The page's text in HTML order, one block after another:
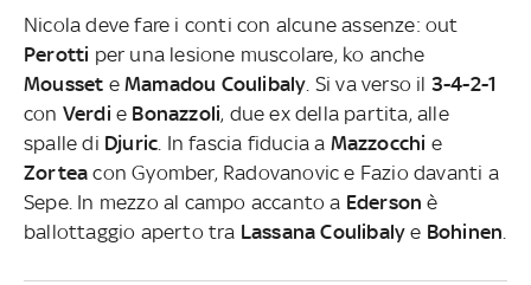
Nicola deve fare i conti con alcune assenze: out
Perotti per una lesione muscolare, ko anche
Mousset eMamadou Coulibaly . Si va verso il 3-4-2-1
con Verdie Bonazzoli, due ex della partita, alle
spalle di Djuric . In fascia fiducia a Mazzocchi e
Zorteacon Gyomber, Radovanovic e Fazio davanti a
Sepe. In mezzo al campo accanto a Edersonè
ballottaggio aperto tra Lassana Coulibaly e Bohinen